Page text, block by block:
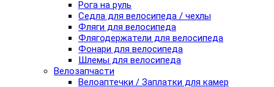
Рога на руль
Седла для велосипеда / чехлы
Фляги для велосипеда
Флягодержатели для велосипеда
Фонари для велосипеда
Шлемы для велосипеда
Велозапчасти
Велоаптечки / Заплатки для камер